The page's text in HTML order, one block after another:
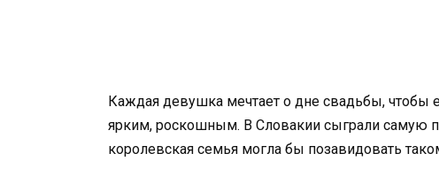
Каждая девушка мечтает о дне свадьбы,
ярким, роскошным. В Словакии сыграли
королевская семья могла бы позавидовать